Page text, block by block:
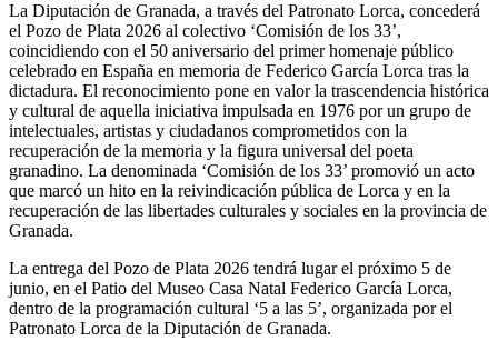
La Diputación de Granada, a través del Patronato Lorca, concederá
el Pozo de Plata 2026 al colectivo ‘Comisión de los 33’,
coincidiendo con el 50 aniversario del primer homenaje público
celebrado en España en memoria de Federico García Lorca tras la
dictadura. El reconocimiento pone en valor la trascendencia histórica
y cultural de aquella iniciativa impulsada en 1976 por un grupo de
intelectuales, artistas y ciudadanos comprometidos con la
recuperación de la memoria y la figura universal del poeta
granadino. La denominada ‘Comisión de los 33’ promovió un acto
que marcó un hito en la reivindicación pública de Lorca y en la
recuperación de las libertades culturales y sociales en la provincia de
Granada.
La entrega del Pozo de Plata 2026 tendrá lugar el próximo 5 de
junio, en el Patio del Museo Casa Natal Federico García Lorca,
dentro de la programación cultural ‘5 a las 5’, organizada por el
Patronato Lorca de la Diputación de Granada.